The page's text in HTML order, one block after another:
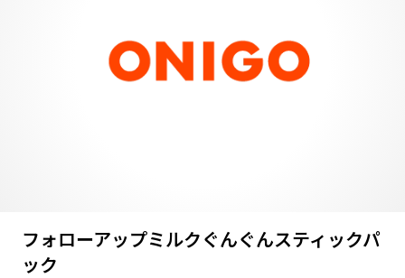
フォローアップミルクぐんぐんスティックパ
ック